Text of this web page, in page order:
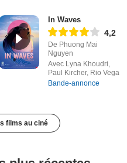
In Waves
4,2
De Phuong Mai
Nguyen
Avec Lyna Khoudri,
Paul Kircher, Rio Vega
Bande-annonce
films au ciné